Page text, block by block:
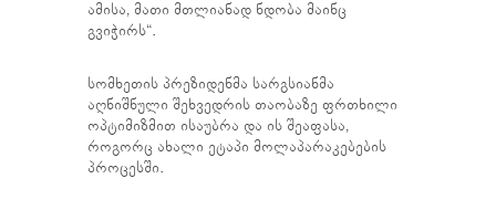
ამისა, მათი მთლიანად ნდობა მაინც
გვიჭირს“.
სომხეთის პრეზიდენმა სარგსიანმა
აღნიშნული შეხვედრის თაობაზე ფრთხილი
ოპტიმიზმით ისაუბრა და ის შეაფასა,
როგორც ახალი ეტაპი მოლაპარაკებების
პროცესში.